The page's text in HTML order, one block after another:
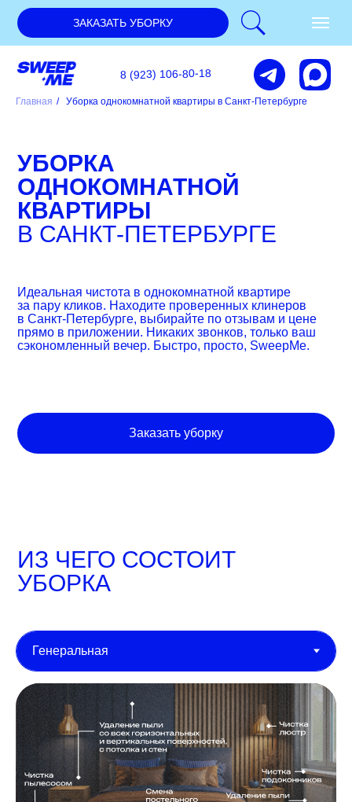
ЗАКАЗАТЬ УБОРКУ
8 (923) 106-80-18
Главная / Уборка однокомнатной квартиры в Санкт-Петербурге
УБОРКА
ОДНОКОМНАТНОЙ
КВАРТИРЫ
В САНКТ-ПЕТЕРБУРГЕ
Идеальная чистота в однокомнатной квартире
за пару кликов. Находите проверенных клинеров
в Санкт-Петербурге, выбирайте по отзывам и цене
прямо в приложении. Никаких звонков, только ваш
сэкономленный вечер. Быстро, просто, SweepMe.
Заказать уборку
ИЗ ЧЕГО СОСТОИТ
УБОРКА